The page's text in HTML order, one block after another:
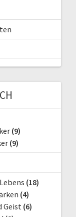
(9)
(9)
(18)
(4)
Geist (6)